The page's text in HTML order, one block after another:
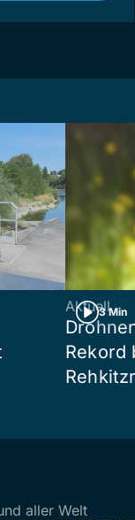
3 Min
Aktuell
Rekord
aller Welt